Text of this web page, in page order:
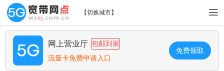
【切换城市】
网上营业厅 包邮到家
流量卡免费申请入口
免费领取